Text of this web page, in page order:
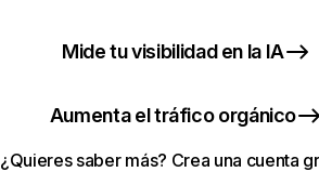
Mide tu visibilidad en la IA
Aumenta el tráfico orgánico
¿Quieres saber más? Crea una cuenta